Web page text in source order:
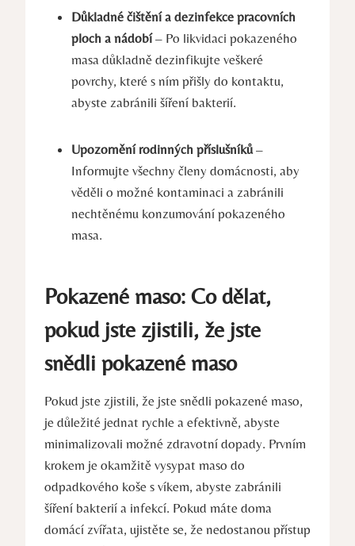
Důkladné čištění a dezinfekce pracovních
ploch a nádobí– Po likvidaci pokazeného
masa důkladně dezinfikujte veškeré
povrchy, které s ním přišly do kontaktu,
abyste zabránili šíření bakterií.
Upozornění rodinných příslušníků–
Informujte všechny členy domácnosti, aby
věděli o možné kontaminaci a zabránili
nechtěnému konzumování pokazeného
masa.
Pokazené maso: Co dělat,
pokud jste zjistili, že jste
snědli pokazené maso
Pokud jste zjistili, že jste snědli pokazené maso,
je důležité jednat rychle a efektivně, abyste
minimalizovali možné zdravotní dopady. Prvním
krokem je okamžitě vysypat maso do
odpadkového koše s víkem, abyste zabránili
šíření bakterií a infekcí. Pokud máte doma
domácí zvířata, ujistěte se, že nedostanou přístup